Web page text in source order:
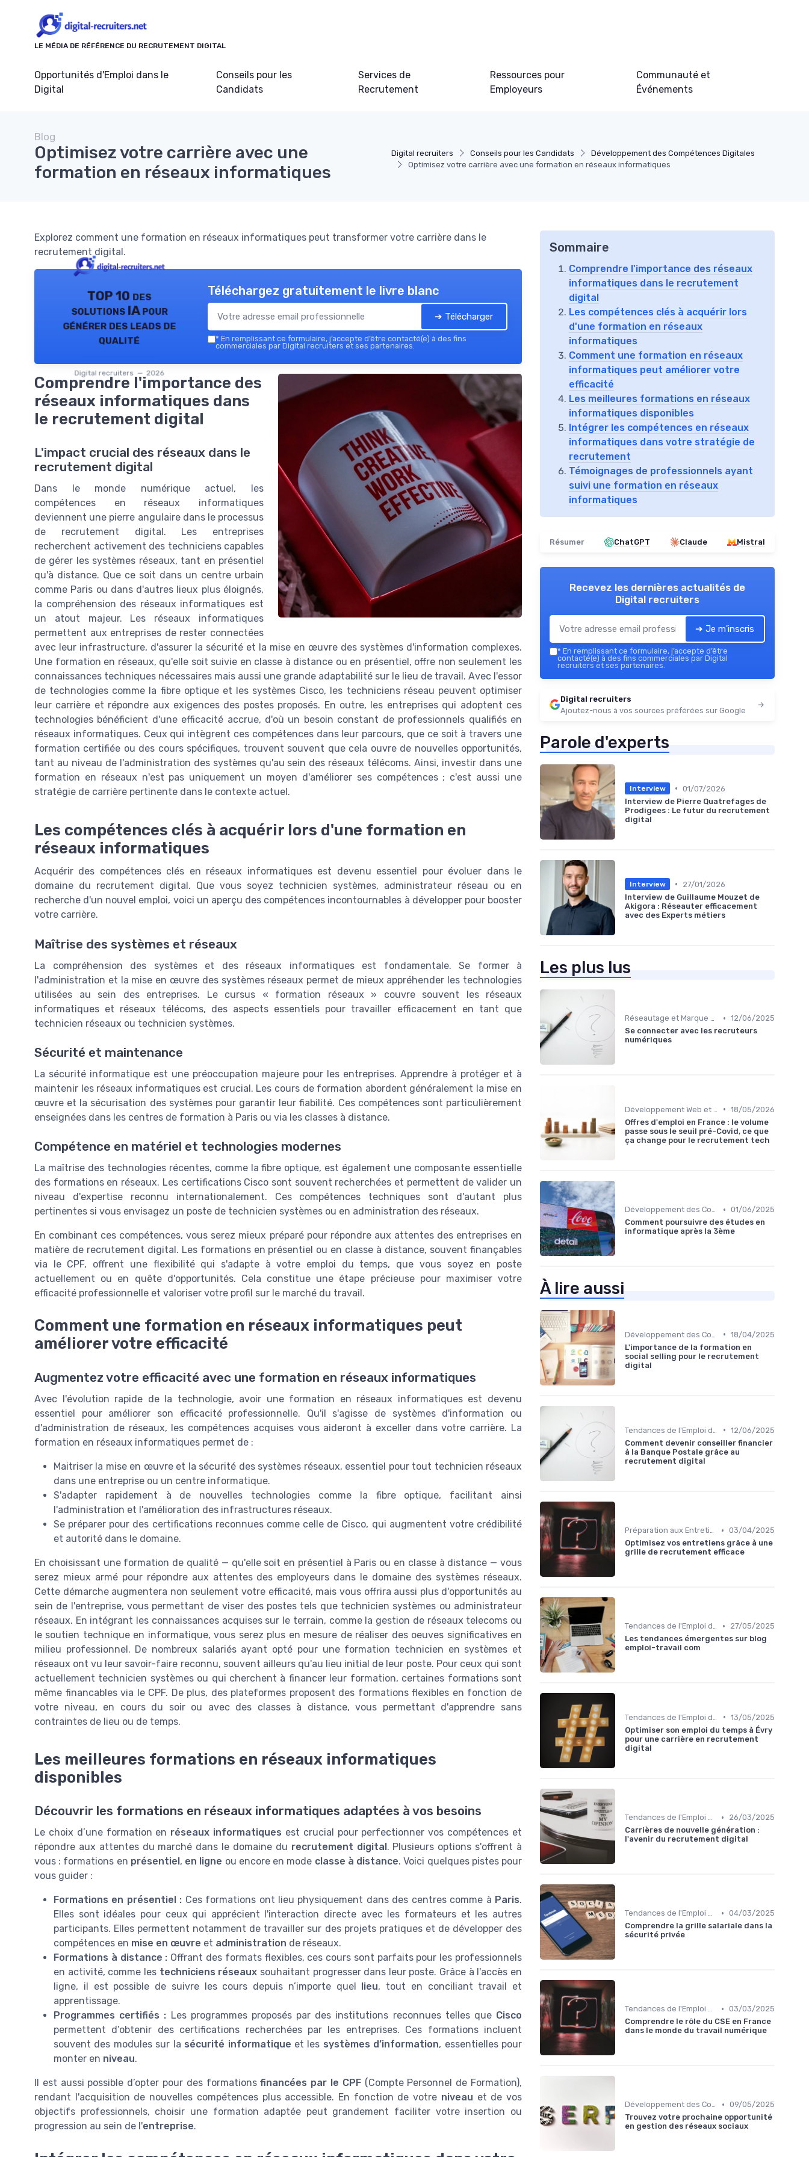
LE MÉDIA DE RÉFÉRENCE DU RECRUTEMENT DIGITAL
Opportunités d'Emploi dans le
Digital
Conseils pour les
Candidats
Services de
Recrutement
Ressources pour
Employeurs
Communauté et
Événements
Digital recruiters Conseils pour les Candidats
Développement des Compétences Digitales
Optimisez votre carrière avec une formation en réseaux informatiques
Blog
Optimisez votre carrière avec une
formation en réseaux informatiques
Explorez comment une formation en réseaux informatiques peut transformer votre carrière dans le
recrutement digital.
TOP 10 des
solutions IA pour
générer des leads de
qualité
Digital recruiters — 2026
Téléchargez gratuitement le livre blanc
➔ Télécharger
* En remplissant ce formulaire, j’accepte d’être contacté(e) à des fins
commerciales par Digital recruiters et ses partenaires.
Comprendre l'importance des
réseaux informatiques dans
le recrutement digital
L'impact crucial des réseaux dans le
recrutement digital
Dans le monde numérique actuel, les
compétences en réseaux informatiques
deviennent une pierre angulaire dans le processus
de recrutement digital. Les entreprises
recherchent activement des techniciens capables
de gérer les systèmes réseaux, tant en présentiel
qu'à distance. Que ce soit dans un centre urbain
comme Paris ou dans d'autres lieux plus éloignés,
la compréhension des réseaux informatiques est
un atout majeur. Les réseaux informatiques
permettent aux entreprises de rester connectées
avec leur infrastructure, d'assurer la sécurité et la mise en œuvre des systèmes d'information complexes.
Une formation en réseaux, qu'elle soit suivie en classe à distance ou en présentiel, offre non seulement les
connaissances techniques nécessaires mais aussi une grande adaptabilité sur le lieu de travail. Avec l'essor
de technologies comme la fibre optique et les systèmes Cisco, les techniciens réseau peuvent optimiser
leur carrière et répondre aux exigences des postes proposés. En outre, les entreprises qui adoptent ces
technologies bénéficient d'une efficacité accrue, d'où un besoin constant de professionnels qualifiés en
réseaux informatiques. Ceux qui intègrent ces compétences dans leur parcours, que ce soit à travers une
formation certifiée ou des cours spécifiques, trouvent souvent que cela ouvre de nouvelles opportunités,
tant au niveau de l'administration des systèmes qu'au sein des réseaux télécoms. Ainsi, investir dans une
formation en réseaux n'est pas uniquement un moyen d'améliorer ses compétences ; c'est aussi une
stratégie de carrière pertinente dans le contexte actuel.
Les compétences clés à acquérir lors d'une formation en
réseaux informatiques
Acquérir des compétences clés en réseaux informatiques est devenu essentiel pour évoluer dans le
domaine du recrutement digital. Que vous soyez technicien systèmes, administrateur réseau ou en
recherche d'un nouvel emploi, voici un aperçu des compétences incontournables à développer pour booster
votre carrière.
Maîtrise des systèmes et réseaux
La compréhension des systèmes et des réseaux informatiques est fondamentale. Se former à
l'administration et la mise en œuvre des systèmes réseaux permet de mieux appréhender les technologies
utilisées au sein des entreprises. Le cursus « formation réseaux » couvre souvent les réseaux
informatiques et réseaux télécoms, des aspects essentiels pour travailler efficacement en tant que
technicien réseaux ou technicien systèmes.
Sécurité et maintenance
La sécurité informatique est une préoccupation majeure pour les entreprises. Apprendre à protéger et à
maintenir les réseaux informatiques est crucial. Les cours de formation abordent généralement la mise en
œuvre et la sécurisation des systèmes pour garantir leur fiabilité. Ces compétences sont particulièrement
enseignées dans les centres de formation à Paris ou via les classes à distance.
Compétence en matériel et technologies modernes
La maîtrise des technologies récentes, comme la fibre optique, est également une composante essentielle
des formations en réseaux. Les certifications Cisco sont souvent recherchées et permettent de valider un
niveau d'expertise reconnu internationalement. Ces compétences techniques sont d'autant plus
pertinentes si vous envisagez un poste de technicien systèmes ou en administration des réseaux.
En combinant ces compétences, vous serez mieux préparé pour répondre aux attentes des entreprises en
matière de recrutement digital. Les formations en présentiel ou en classe à distance, souvent finançables
via le CPF, offrent une flexibilité qui s'adapte à votre emploi du temps, que vous soyez en poste
actuellement ou en quête d'opportunités. Cela constitue une étape précieuse pour maximiser votre
efficacité professionnelle et valoriser votre profil sur le marché du travail.
Comment une formation en réseaux informatiques peut
améliorer votre efficacité
Augmentez votre efficacité avec une formation en réseaux informatiques
Avec l'évolution rapide de la technologie, avoir une formation en réseaux informatiques est devenu
essentiel pour améliorer son efficacité professionnelle. Qu'il s'agisse de systèmes d'information ou
d'administration de réseaux, les compétences acquises vous aideront à exceller dans votre carrière. La
formation en réseaux informatiques permet de :
Maitriser la mise en œuvre et la sécurité des systèmes réseaux, essentiel pour tout technicien réseaux
dans une entreprise ou un centre informatique.
S'adapter rapidement à de nouvelles technologies comme la fibre optique, facilitant ainsi
l'administration et l'amélioration des infrastructures réseaux.
Se préparer pour des certifications reconnues comme celle de Cisco, qui augmentent votre crédibilité
et autorité dans le domaine.
En choisissant une formation de qualité — qu'elle soit en présentiel à Paris ou en classe à distance — vous
serez mieux armé pour répondre aux attentes des employeurs dans le domaine des systèmes réseaux.
Cette démarche augmentera non seulement votre efficacité, mais vous offrira aussi plus d'opportunités au
sein de l'entreprise, vous permettant de viser des postes tels que technicien systèmes ou administrateur
réseaux. En intégrant les connaissances acquises sur le terrain, comme la gestion de réseaux telecoms ou
le soutien technique en informatique, vous serez plus en mesure de réaliser des oeuves significatives en
milieu professionnel. De nombreux salariés ayant opté pour une formation technicien en systèmes et
réseaux ont vu leur savoir-faire reconnu, souvent ailleurs qu'au lieu initial de leur poste. Pour ceux qui sont
actuellement technicien systèmes ou qui cherchent à financer leur formation, certaines formations sont
même financables via le CPF. De plus, des plateformes proposent des formations flexibles en fonction de
votre niveau, en cours du soir ou avec des classes à distance, vous permettant d'apprendre sans
contraintes de lieu ou de temps.
Les meilleures formations en réseaux informatiques
disponibles
Découvrir les formations en réseaux informatiques adaptées à vos besoins
Le choix d’une formation en réseaux informatiques est crucial pour perfectionner vos compétences et
répondre aux attentes du marché dans le domaine du recrutement digital . Plusieurs options s'offrent à
vous : formations en présentiel , en ligne ou encore en mode classe à distance. Voici quelques pistes pour
vous guider :
Formations en présentiel : Ces formations ont lieu physiquement dans des centres comme à Paris.
Elles sont idéales pour ceux qui apprécient l'interaction directe avec les formateurs et les autres
participants. Elles permettent notamment de travailler sur des projets pratiques et de développer des
compétences en mise en œuvre et administration de réseaux.
Formations à distance : Offrant des formats flexibles, ces cours sont parfaits pour les professionnels
en activité, comme les techniciens réseaux souhaitant progresser dans leur poste. Grâce à l'accès en
ligne, il est possible de suivre les cours depuis n’importe quel
lieu, tout en conciliant travail et
apprentissage.
Programmes certifiés : Les programmes proposés par des institutions reconnues telles que Cisco
permettent d’obtenir des certifications recherchées par les entreprises. Ces formations incluent
souvent des modules sur la sécurité informatique et les systèmes d’information, essentielles pour
monter en niveau.
Il est aussi possible d’opter pour des formationsfinancées par le CPF(Compte Personnel de Formation),
rendant l'acquisition de nouvelles compétences plus accessible. En fonction de votre niveau et de vos
objectifs professionnels, choisir une formation adaptée peut grandement faciliter votre insertion ou
progression au sein de l'entreprise.
Sommaire
Comprendre l'importance des réseaux
informatiques dans le recrutement
digital
Les compétences clés à acquérir lors
d'une formation en réseaux
informatiques
Comment une formation en réseaux
informatiques peut améliorer votre
efficacité
Les meilleures formations en réseaux
informatiques disponibles
Intégrer les compétences en réseaux
informatiques dans votre stratégie de
recrutement
Témoignages de professionnels ayant
suivi une formation en réseaux
informatiques
Résumer ChatGPT Claude Mistral
Recevez les dernières actualités de
Digital recruiters
➔ Je m'inscris
* En remplissant ce formulaire, j’accepte d’être
contacté(e) à des fins commerciales par Digital
recruiters et ses partenaires.
Digital recruiters
Ajoutez-nous à vos sources préférées sur Google
Parole d'experts
Interview • 01/07/2026
Interview de Pierre Quatrefages de
Prodigees : Le futur du recrutement
digital
Interview •
27/01/2026
Interview de Guillaume Mouzet de
Akigora : Réseauter efficacement
avec des Experts métiers
Les plus lus
Réseautage et Marque Personnelle • 12/06/2025
Se connecter avec les recruteurs
numériques
• 18/05/2026
Offres d'emploi en France : le volume
passe sous le seuil pré-Covid, ce que
ça change pour le recrutement tech
Développement des Compétences Digitales • 01/06/2025
Comment poursuivre des études en
informatique après la 3ème
À lire aussi
• 18/04/2025
L'importance de la formation en
social selling pour le recrutement
digital
• 12/06/2025
Comment devenir conseiller financier
à la Banque Postale grâce au
recrutement digital
Préparation aux Entretiens • 03/04/2025
Optimisez vos entretiens grâce à une
grille de recrutement efficace
Tendances de l'Emploi dans le Digital •
27/05/2025
Les tendances émergentes sur blog
emploi-travail com
• 13/05/2025
Optimiser son emploi du temps à Évry
pour une carrière en recrutement
digital
Tendances de l'Emploi dans le Digital •
26/03/2025
Carrières de nouvelle génération :
l'avenir du recrutement digital
Tendances de l'Emploi dans le Digital • 04/03/2025
Comprendre la grille salariale dans la
sécurité privée
Tendances de l'Emploi dans le Digital • 03/03/2025
Comprendre le rôle du CSE en France
dans le monde du travail numérique
Développement des Compétences Digitales • 09/05/2025
Trouvez votre prochaine opportunité
en gestion des réseaux sociaux